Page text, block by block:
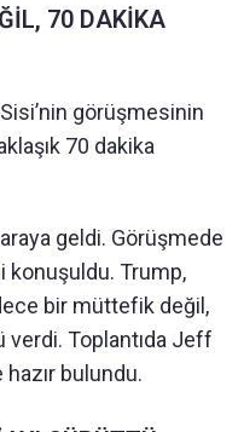
70 DAKİKA
görüşmesinin
70 dakika
geldi. Görüşmede
konuşuldu. Trump,
bir müttefik değil,
verdi. Toplantıda Jeff
bulundu.